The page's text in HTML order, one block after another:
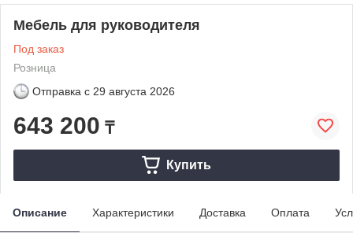
Мебель для руководителя
Под заказ
Розница
Отправка с 29 августа 2026
643 200 ₸
Купить
Описание Характеристики Доставка Оплата